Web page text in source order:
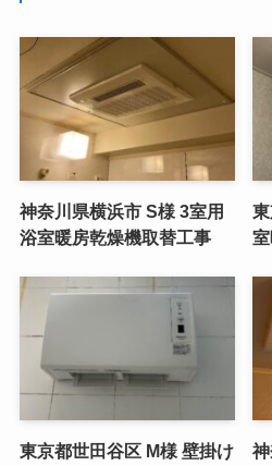
神奈川県横浜市 S様 3室用
浴室暖房乾燥機取替工事
東京都世田谷区 M様 壁掛け